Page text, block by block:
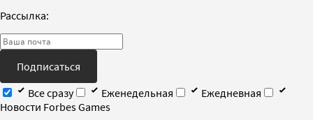
Рассылка:
Подписаться
Все сразу
Еженедельная
Ежедневная
Новости Forbes Games